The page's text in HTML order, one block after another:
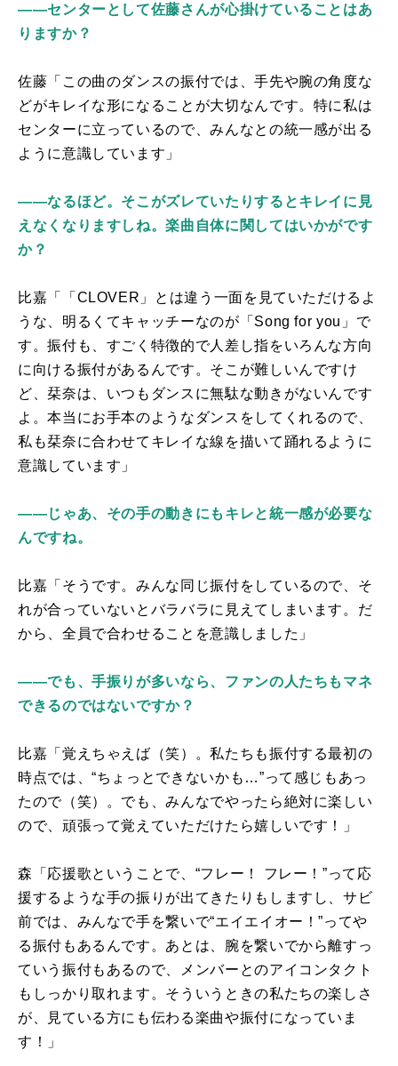
――センターとして佐藤さんが心掛けていることはあ
りますか？
佐藤「この曲のダンスの振付では、手先や腕の角度な
どがキレイな形になることが大切なんです。特に私は
センターに立っているので、みんなとの統一感が出る
ように意識しています」
――なるほど。そこがズレていたりするとキレイに見
えなくなりますしね。楽曲自体に関してはいかがです
か？
比嘉「「 CLOVER 」とは違う一面を見ていただけるよ
うな、明るくてキャッチーなのが「 Song for you 」で
す。振付も、すごく特徴的で人差し指をいろんな方向
に向ける振付があるんです。そこが難しいんですけ
ど、栞奈は、いつもダンスに無駄な動きがないんです
よ。本当にお手本のようなダンスをしてくれるので、
私も栞奈に合わせてキレイな線を描いて踊れるように
意識しています」
――じゃあ、その手の動きにもキレと統一感が必要な
んですね。
比嘉「そうです。みんな同じ振付をしているので、そ
れが合っていないとバラバラに見えてしまいます。だ
から、全員で合わせることを意識しました」
――でも、手振りが多いなら、ファンの人たちもマネ
できるのではないですか？
比嘉「覚えちゃえば（笑）。私たちも振付する最初の
時点では、“ちょっとできないかも…”って感じもあっ
たので（笑）。でも、みんなでやったら絶対に楽しい
ので、頑張って覚えていただけたら嬉しいです！」
森「応援歌ということで、“フレー！ フレー！”って応
援するような手の振りが出てきたりもしますし、サビ
前では、みんなで手を繋いで“エイエイオー！”ってや
る振付もあるんです。あとは、腕を繋いでから離すっ
ていう振付もあるので、メンバーとのアイコンタクト
もしっかり取れます。そういうときの私たちの楽しさ
が、見ている方にも伝わる楽曲や振付になっていま
す！」